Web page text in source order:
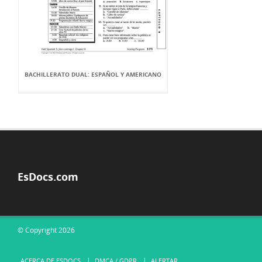
BACHILLERATO DUAL: ESPAÑOL Y AMERICANO
EsDocs.com
© Copyright 2026